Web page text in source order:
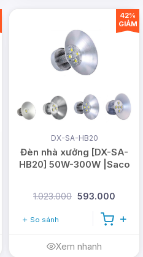
DX-SA-HB20
Đèn nhà xưởng [DX-SA-
HB20] 50W-300W |Saco
1.023.000 593.000
So sánh
Xem nhanh
42%
GIẢM